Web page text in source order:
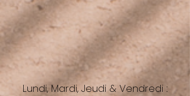
Lundi, Mardi, Jeudi & Vendredi :